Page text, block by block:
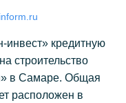
кредитную
строительство
в Самаре. Общая
расположен в